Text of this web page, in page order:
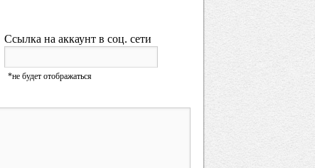
Ссылка на аккаунт в соц. сети
*не будет отображаться